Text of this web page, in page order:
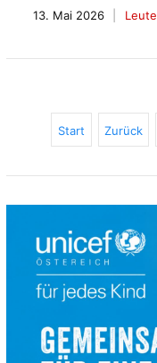
13. Mai 2026 Leute
Start Zurück